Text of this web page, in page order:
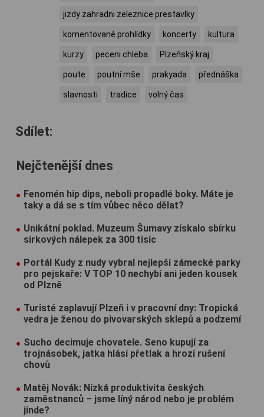
jizdy zahradni zeleznice prestavlky
komentované prohlídky koncerty kultura
kurzy peceni chleba Plzeňský kraj
poute poutní mše prakyada přednáška
slavnosti tradice volný čas
Sdílet:
Nejčtenější dnes
Fenomén hip dips, neboli propadlé boky. Máte je
taky a dá se s tím vůbec něco dělat?
Unikátní poklad. Muzeum Šumavy získalo sbírku
sirkových nálepek za 300 tisíc
Portál Kudy z nudy vybral nejlepší zámecké parky
pro pejskaře: V TOP 10 nechybí ani jeden kousek
od Plzně
Turisté zaplavují Plzeň i v pracovní dny: Tropická
vedra je ženou do pivovarských sklepů a podzemí
Sucho decimuje chovatele. Seno kupují za
trojnásobek, jatka hlásí přetlak a hrozí rušení
chovů
Matěj Novák: Nízká produktivita českých
zaměstnanců – jsme líný národ nebo je problém
jinde?